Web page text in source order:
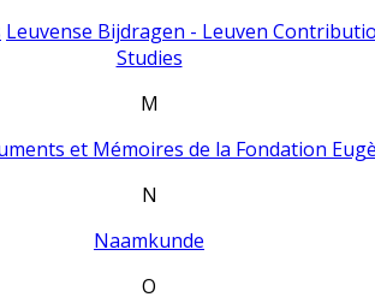
Leuvense Bijdragen - Leuven
Studies
M
et Mémoires de la Fondation
N
Naamkunde
O